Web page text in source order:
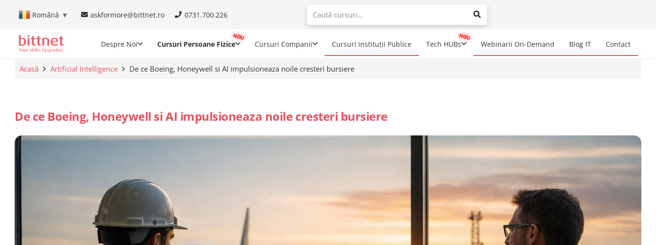
Română ▼ askformore@bittnet.ro 0731.700.226
When autocomplete results are available use up and down arrows to
Despre Noi Cursuri Persoane Fizice Cursuri Companii Cursuri Instituții Publice Tech HUBs Webinarii On-Demand Blog IT Contact
Acasă Artificial Intelligence De ce Boeing, Honeywell si AI impulsioneaza noile cresteri bursiere
De ce Boeing, Honeywell si AI impulsioneaza noile cresteri bursiere